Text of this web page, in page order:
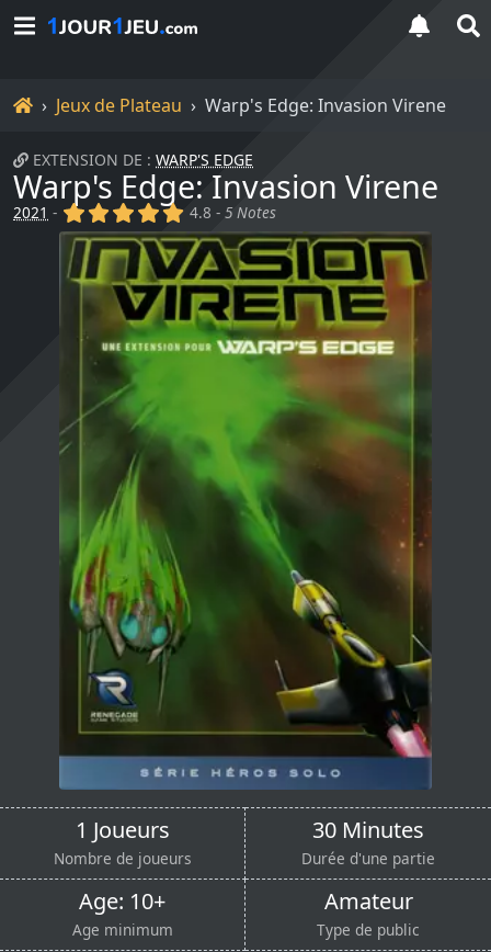
Accueil
Jeux de Plateau Warp's Edge: Invasion Virene
EXTENSION DE : WARP'S EDGE
Warp's Edge: Invasion Virene
2021 - (x) (x) (x) (x) (x)
4.8 -5 Notes
1 Joueurs
Nombre de joueurs
30 Minutes
Durée d'une partie
Age: 10+
Age minimum
Amateur
Type de public